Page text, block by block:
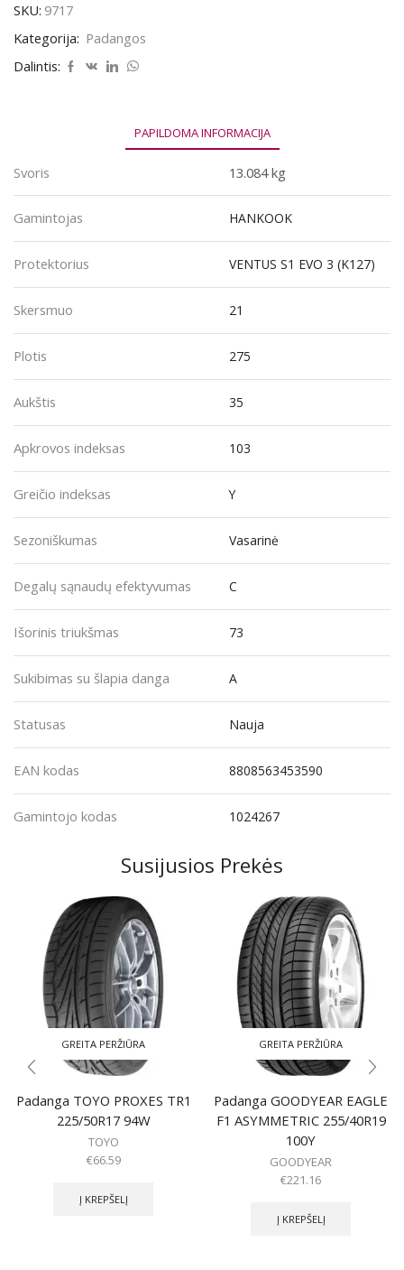
HANKOOK
VENTUS
S1
EVO
SKU: 9717
Kategorija: Padangos
Dalintis:
PAPILDOMA INFORMACIJA
Svoris 13.084 kg
Gamintojas HANKOOK
Protektorius VENTUS S1 EVO 3 (K127)
Skersmuo 21
Plotis 275
Aukštis 35
Apkrovos indeksas 103
Greičio indeksas Y
Sezoniškumas Vasarinė
Degalų sąnaudų efektyvumas C
Išorinis triukšmas 73
Sukibimas su šlapia danga A
Statusas Nauja
EAN kodas 8808563453590
Gamintojo kodas 1024267
Susijusios Prekės
GREITA PERŽIŪRA
Padanga TOYO PROXES TR1
225/50R17 94W
TOYO
€66.59
Į KREPŠELĮ
GREITA PERŽIŪRA
Padanga GOODYEAR EAGLE
F1 ASYMMETRIC 255/40R19
100Y
GOODYEAR
€221.16
Į KREPŠELĮ